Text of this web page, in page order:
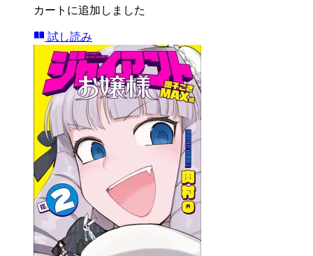
カートに追加しました
試し読み